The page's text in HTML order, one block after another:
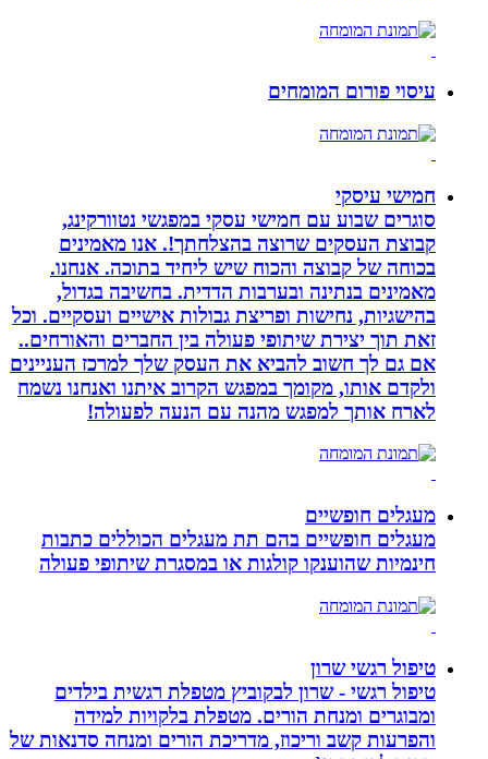
עיסוי פורום המומחים
חמישי עיסקי
סוגרים שבוע עם חמישי עסקי במפגשי נטוורקינג,
קבוצת העסקים שרוצה בהצלחתך!. אנו מאמינים
בכוחה של קבוצה והכוח שיש ליחיד בתוכה. אנחנו.
מאמינים בנתינה ובערבות הדדית. בחשיבה בגדול,
בהישגיות, נחישות ופריצת גבולות אישיים ועסקיים. וכל
זאת תוך יצירת שיתופי פעולה בין החברים והאורחים..
אם גם לך חשוב להביא את העסק שלך למרכז העניינים
ולקדם אותו, מקומך במפגש הקרוב איתנו ואנחנו נשמח
לארח אותך למפגש מהנה עם הנעה לפעולה!
מעגלים חופשיים
מעגלים חופשיים בהם תת מעגלים הכוללים כתבות
חינמיות שהוענקו קולגות או במסגרת שיתופי פעולה
טיפול רגשי שרון
טיפול רגשי - שרון לבקוביץ מטפלת רגשית בילדים
ומבוגרים ומנחת הורים. מטפלת בלקויות למידה
והפרעות קשב וריכוז, מדריכת הורים ומנחה סדנאות של